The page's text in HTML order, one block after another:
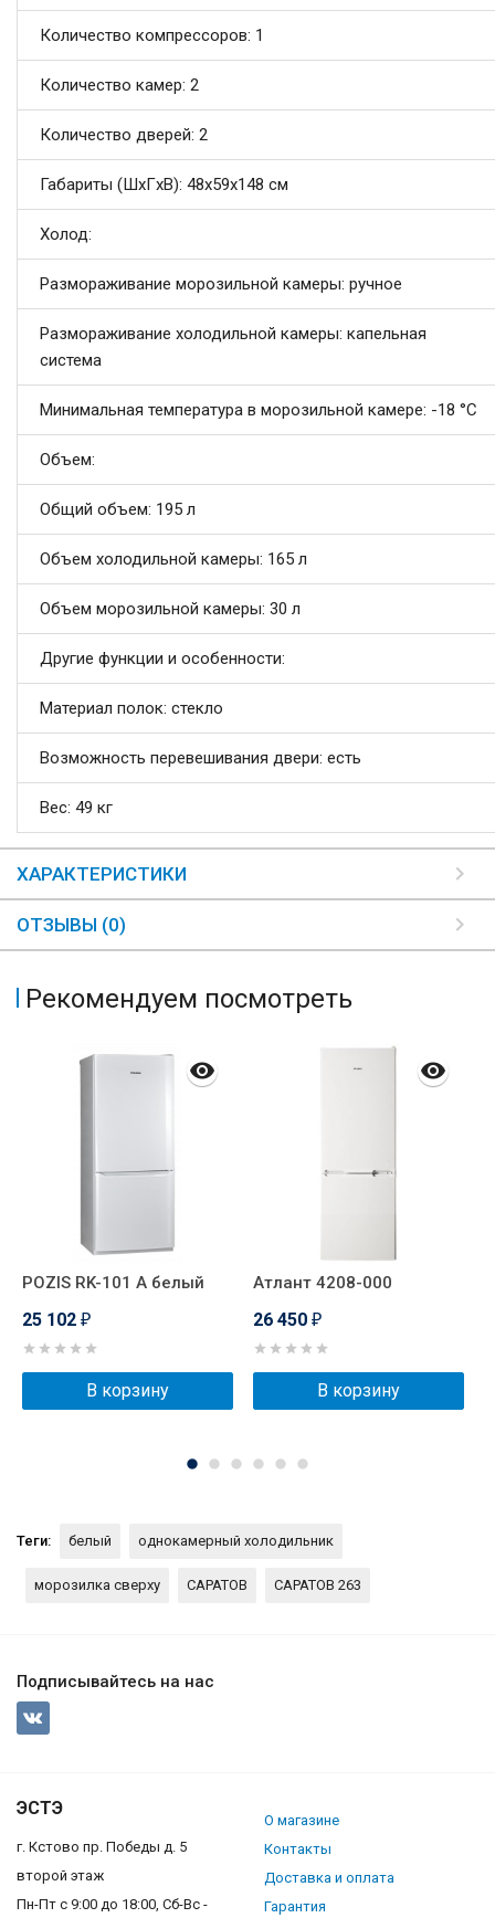
Количество компрессоров: 1
Количество камер: 2
Количество дверей: 2
Габариты (ШxГxВ): 48x59x148 см
Холод:
Размораживание морозильной камеры: ручное
Размораживание холодильной камеры: капельная
система
Минимальная температура в морозильной камере: -18 °C
Объем:
Общий объем: 195 л
Объем холодильной камеры: 165 л
Объем морозильной камеры: 30 л
Другие функции и особенности:
Материал полок: стекло
Возможность перевешивания двери: есть
Вес: 49 кг
ХАРАКТЕРИСТИКИ
ОТЗЫВЫ (0)
Рекомендуем посмотреть
POZIS RK-101 А белый
25 102 ₽
В корзину
Атлант 4208-000
26 450 ₽
В корзину
Теги: белый однокамерный холодильник
морозилка сверху САРАТОВ САРАТОВ 263
Подписывайтесь на нас
ЭСТЭ
г. Кстово пр. Победы д. 5
второй этаж
Пн-Пт с 9:00 до 18:00, Сб-Вс -
О магазине
Контакты
Доставка и оплата
Гарантия